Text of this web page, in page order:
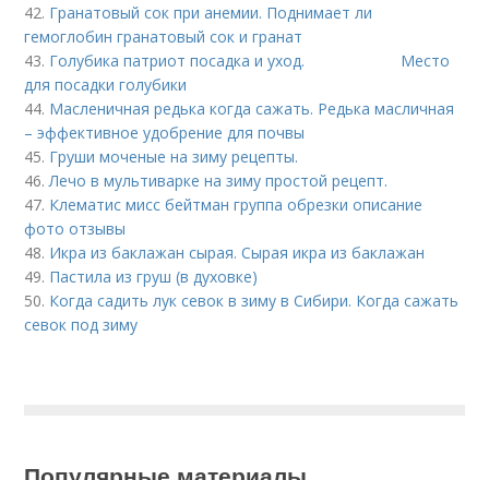
42. Гранатовый сок при анемии. Поднимает ли
гемоглобин гранатовый сок и гранат
43. Голубика патриот посадка и уход. Место
для посадки голубики
44. Масленичная редька когда сажать. Редька масличная
– эффективное удобрение для почвы
45. Груши моченые на зиму рецепты.
46.Лечо в мультиварке на зиму простой рецепт.
47. Клематис мисс бейтман группа обрезки описание
фото отзывы
48. Икра из баклажан сырая. Сырая икра из баклажан
49. Пастила из груш (в духовке)
50. Когда садить лук севок в зиму в Сибири. Когда сажать
севок под зиму